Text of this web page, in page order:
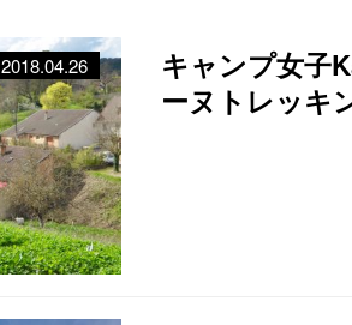
ことから若者の間でも人気が出てきておりま
という人はハイキングから初めてはいかがでし
キャンプ女子
ーヌトレッキ
2018.04.26